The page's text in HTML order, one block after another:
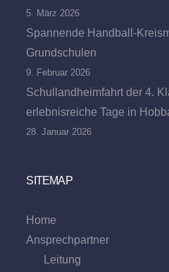
5. März 2026
Spannende Handball-
Grundschulen
9. Februar 2026
Schullandheimfahrt der 4.
erlebnisreiche Tage in
28. Januar 2026
SITEMAP
Home
Ansprechpartner
Leitung